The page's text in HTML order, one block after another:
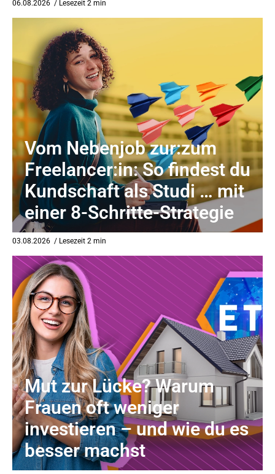
06.08.2026 / Lesezeit 2 min
Vom Nebenjob zur:zum
Freelancer:in: So findest du
Kundschaft als Studi … mit
einer 8-Schritte-Strategie
03.08.2026 / Lesezeit 2 min
Mut zur Lücke? Warum
Frauen oft weniger
investieren – und wie du es
besser machst